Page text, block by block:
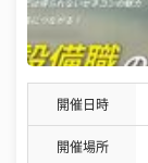
開催日時
開催場所